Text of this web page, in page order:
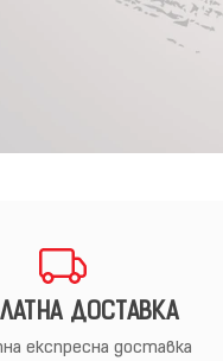
ДОСТАВКА
експресна доставка